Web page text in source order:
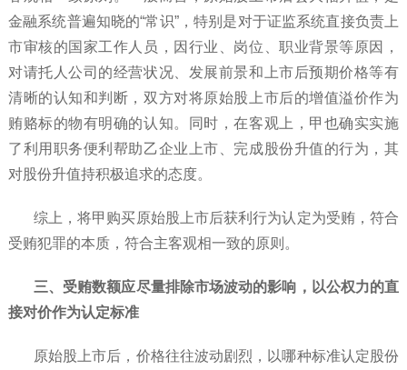
金融系统普遍知晓的“常识”，特别是对于证监系统直接负责上
市审核的国家工作人员，因行业、岗位、职业背景等原因，
对请托人公司的经营状况、发展前景和上市后预期价格等有
清晰的认知和判断，双方对将原始股上市后的增值溢价作为
贿赂标的物有明确的认知。同时，在客观上，甲也确实实施
了利用职务便利帮助乙企业上市、完成股份升值的行为，其
对股份升值持积极追求的态度。
综上，将甲购买原始股上市后获利行为认定为受贿，符合
受贿犯罪的本质，符合主客观相一致的原则。
三、受贿数额应尽量排除市场波动的影响，以公权力的直
接对价作为认定标准
原始股上市后，价格往往波动剧烈，以哪种标准认定股份